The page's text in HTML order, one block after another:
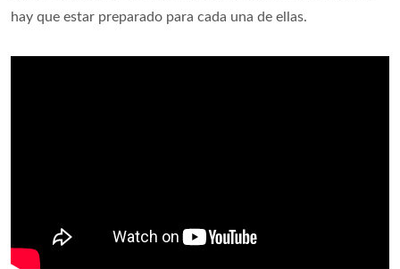
hay que estar preparado para cada una de ellas.